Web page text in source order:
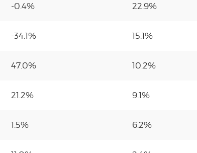
-0.4% 22.9%
-34.1% 15.1%
47.0% 10.2%
21.2% 9.1%
1.5% 6.2%